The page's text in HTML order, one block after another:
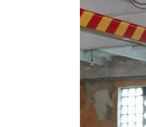
КРЫМ.НЕПОКОРЕННЫЙ
УКРАИНСКАЯ ПРОБЛЕМА КРЫМА